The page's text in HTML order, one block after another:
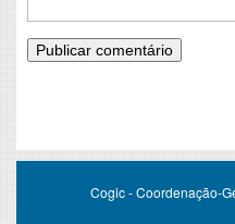
Cogic - Coordenação-